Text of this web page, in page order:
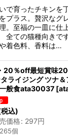
で育ったチキンを
プラス。贅沢なグ
。至福の一皿に仕
ての猫種向きで
着色料、香料は…
・20％off最短賞味
タライジング ツナ
般食ata30037 [
込)
価格: 297円
個